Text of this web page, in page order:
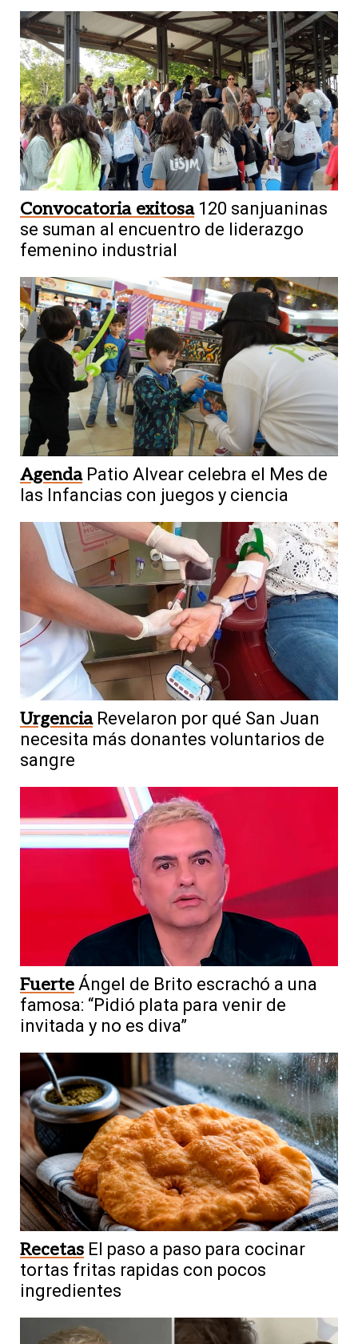
Convocatoria exitosa 120 sanjuaninas
se suman al encuentro de liderazgo
femenino industrial
Agenda Patio Alvear celebra el Mes de
las Infancias con juegos y ciencia
Urgencia Revelaron por qué San Juan
necesita más donantes voluntarios de
sangre
Fuerte Ángel de Brito escrachó a una
famosa: “Pidió plata para venir de
invitada y no es diva”
Recetas El paso a paso para cocinar
tortas fritas rapidas con pocos
ingredientes